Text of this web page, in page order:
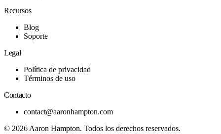
Recursos
Blog
Soporte
Legal
Política de privacidad
Términos de uso
Contacto
contact@aaronhampton.com
© 2026 Aaron Hampton. Todos los derechos reservados.